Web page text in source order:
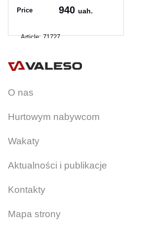
Price 940 uah.
Article:71727
O nas
Hurtowym nabywcom
Wakaty
Aktualności i publikacje
Kontakty
Mapa strony